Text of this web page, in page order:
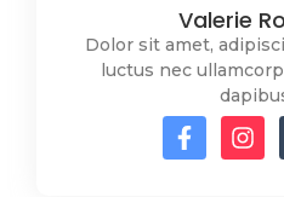
Valerie
Dolor sit amet,
luctus nec